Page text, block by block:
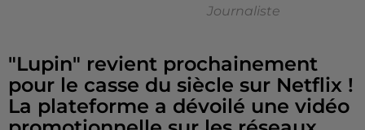
Journaliste
"Lupin" revient prochainement
pour le casse du siècle sur Netflix !
La plateforme a dévoilé une vidéo